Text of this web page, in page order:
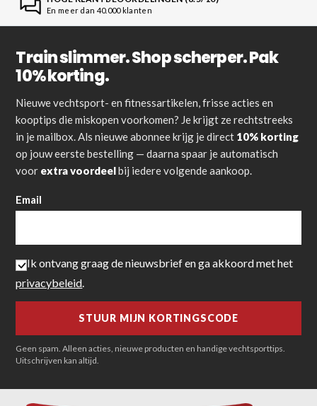
En meer dan 40.000 klanten
Train slimmer. Shop scherper. Pak
10% korting.
Nieuwe vechtsport- en fitnessartikelen, frisse acties en
kooptips die miskopen voorkomen? Je krijgt ze rechtstreeks
in je mailbox. Als nieuwe abonnee krijg je direct 10% korting
op jouw eerste bestelling — daarna spaar je automatisch
voor extra voordeelbij iedere volgende aankoop.
Email
Ik ontvang graag de nieuwsbrief en ga akkoord met het
privacybeleid
Geen spam. Alleen acties, nieuwe producten en handige vechtsporttips.
Uitschrijven kan altijd.